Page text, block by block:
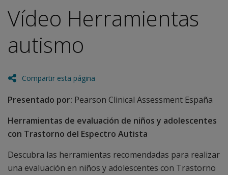
Clínica | España
Vídeo Herramientas
autismo
Compartir esta página
Presentado por: Pearson Clinical Assessment España
Herramientas de evaluación de niños y adolescentes
con Trastorno del Espectro Autista
Descubra las herramientas recomendadas para realizar
una evaluación en niños y adolescentes con Trastorno